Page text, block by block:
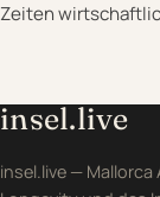
Zeiten
insel.live
insel.live — Mallorca